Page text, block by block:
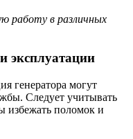
работу в различных
эксплуатации
генератора могут
Следует учитывать
избежать поломок и